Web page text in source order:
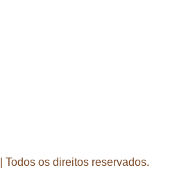
os direitos reservados.